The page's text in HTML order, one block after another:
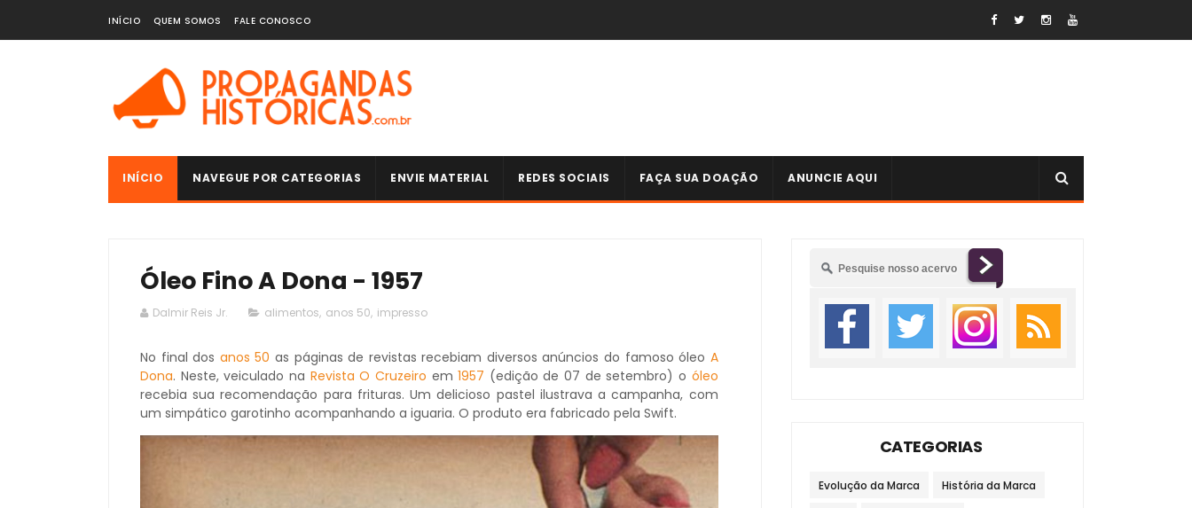
INÍCIO QUEM SOMOS FALE CONOSCO
INÍCIO NAVEGUE POR CATEGORIAS ENVIE MATERIAL REDES SOCIAIS FAÇA SUA DOAÇÃO ANUNCIE AQUI
Óleo Fino A Dona - 1957
Dalmir Reis Jr. alimentos, anos 50, impresso
No final dos anos 50 as páginas de revistas recebiam diversos anúncios do famoso óleo A
Dona. Neste, veiculado na Revista O Cruzeiro em1957 (edição de 07 de setembro) o óleo
recebia sua recomendação para frituras. Um delicioso pastel ilustrava a campanha, com
um simpático garotinho acompanhando a iguaria. O produto era fabricado pela Swift.
CATEGORIAS
Evolução da Marca História da Marca